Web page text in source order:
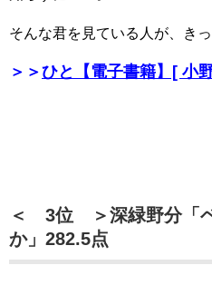
そんな君を見ている人が、き
＞＞ひと【電子書籍】[ 小
＜ 3位 ＞深緑野分「
か」282.5点